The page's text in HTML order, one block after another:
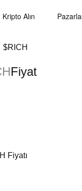
Kripto Alın
$RICH
Fiyat
Fiyatı